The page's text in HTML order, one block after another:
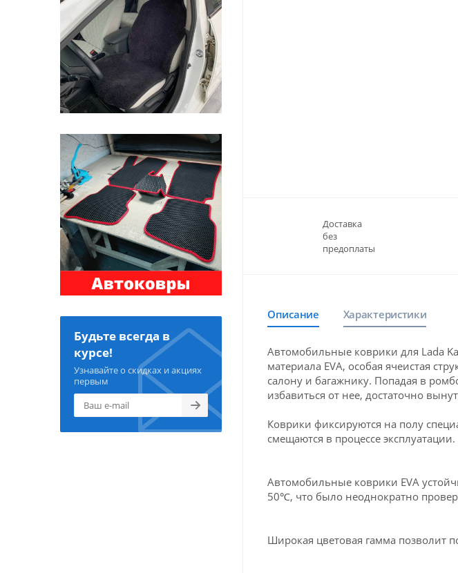
Будьте всегда в
курсе!
Узнавайте о скидках и акциях
первым
Доставка
без
предоплаты
Описание Характеристики
Автомобильные коврики для Lada
материала EVA, особая ячеистая
салону и багажнику. Попадая в
избавиться от нее, достаточно
Коврики фиксируются на полу
смещаются в процессе
Автомобильные коврики EVA
50℃, что было неоднократно
Широкая цветовая гамма позволит